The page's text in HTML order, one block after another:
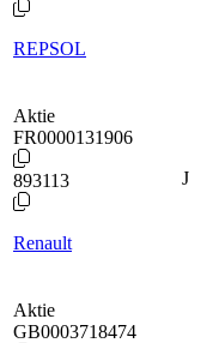
REPSOL
Aktie
FR0000131906
893113
Renault
J
Aktie
GB0003718474